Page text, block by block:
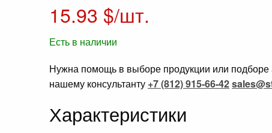
15.93 $/шт.
Есть в наличии
Нужна помощь в выборе продукции или подборе
нашему консультанту +7 (812) 915-66-42
Характеристики